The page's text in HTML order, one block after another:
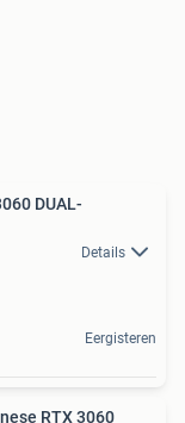
DUAL-
Details
Eergisteren
RTX 3060